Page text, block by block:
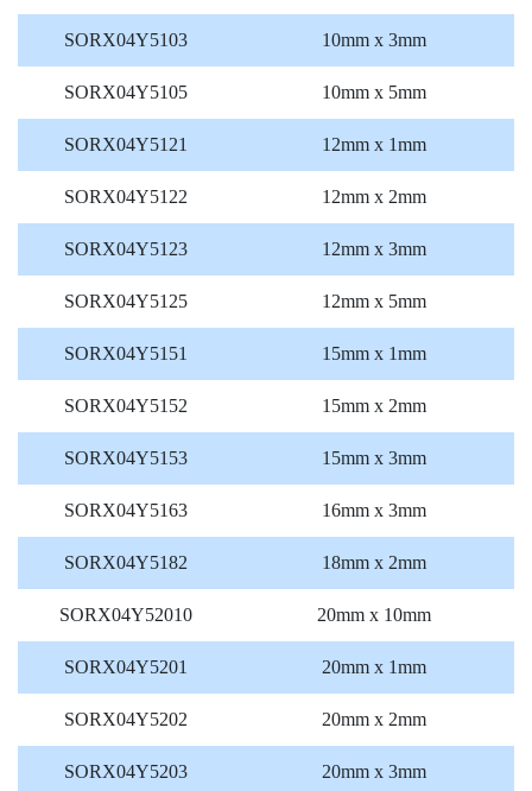
SORX04Y5103 10mm x 3mm
SORX04Y5105 10mm x 5mm
SORX04Y5121 12mm x 1mm
SORX04Y5122 12mm x 2mm
SORX04Y5123 12mm x 3mm
SORX04Y5125 12mm x 5mm
SORX04Y5151 15mm x 1mm
SORX04Y5152 15mm x 2mm
SORX04Y5153 15mm x 3mm
SORX04Y5163 16mm x 3mm
SORX04Y5182 18mm x 2mm
SORX04Y52010 20mm x 10mm
SORX04Y5201 20mm x 1mm
SORX04Y5202 20mm x 2mm
SORX04Y5203 20mm x 3mm